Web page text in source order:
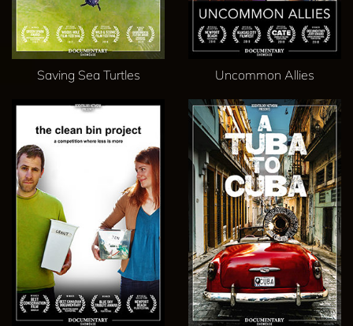
Saving Sea Turtles Uncommon Allies